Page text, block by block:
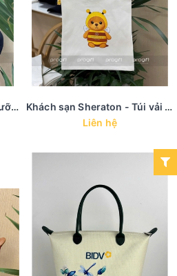
Khách sạn Sheraton - Mũ lưỡi chai
Khách sạn Sheraton - Túi vải canvas
Liên hệ